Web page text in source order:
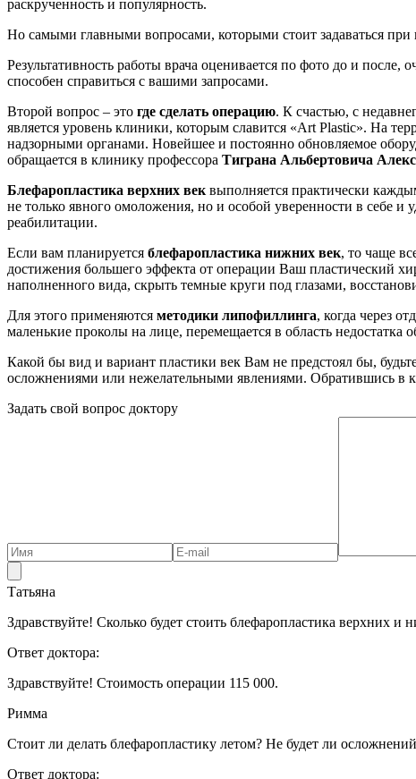
раскрученность и популярность.
Но самыми главными вопросами, которыми стоит задаваться при
Результативность работы врача оценивается по фото до и
способен справиться с вашими запросами.
Второй вопрос – это где сделать операцию. К счастью, с
является уровень клиники, которым славится «Art Plastic». На
надзорными органами. Новейшее и постоянно обновляемое
обращается в клинику профессора Тиграна Альбертовича
Блефаропластика верхних век выполняется практически
не только явного омоложения, но и особой уверенности в себе
реабилитации.
Если вам планируется блефаропластика нижних век, то чаще
достижения большего эффекта от операции Ваш пластический
наполненного вида, скрыть темные круги под глазами,
Для этого применяются методики липофиллинга, когда через
маленькие проколы на лице, перемещается в область
Какой бы вид и вариант пластики век Вам не предстоял бы,
осложнениями или нежелательными явлениями. Обратившись в
Задать свой вопрос доктору
Татьяна
Здравствуйте! Сколько будет стоить блефаропластика верхних и
Ответ доктора:
Здравствуйте! Стоимость операции 115 000.
Римма
Стоит ли делать блефаропластику летом? Не будет ли
Ответ доктора: